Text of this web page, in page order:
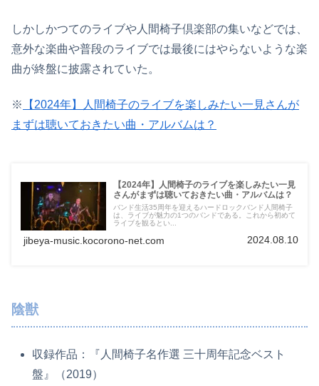
しかしかつてのライブや人間椅子倶楽部の集いなどでは、
意外な楽曲や普段のライブでは最後にはやらないような楽
曲が終盤に披露されていた。
※
【2024年】人間椅子のライブを楽しみたい一見さんが
まずは聴いておきたい曲・アルバムは？
【2024年】人間椅子のライブを楽しみたい一見
さんがまずは聴いておきたい曲・アルバムは？
バンド生活35周年を迎えるハードロックバンド人間椅子
は、ライブが魅力の1つのバンドである。これから初めて
ライブを観るとい...
jibeya-music.kocorono-net.com 2024.08.10
陰獣
収録作品：『人間椅子名作選 三十周年記念ベスト
盤』（2019）